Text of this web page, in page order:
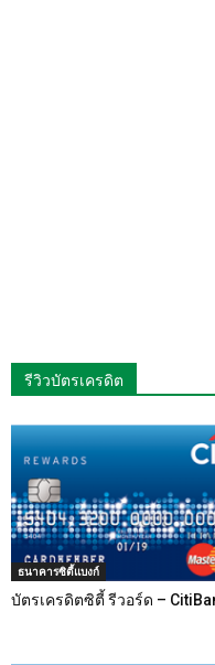
รีวิวบัตรเครดิต
ธนาคารซิตี้แบงก์
บัตรเครดิตซิตี้ รีวอร์ด –